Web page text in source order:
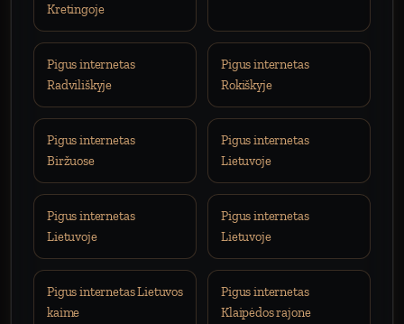
Kretingoje
Pigus internetas
Radviliškyje
Pigus internetas
Rokiškyje
Pigus internetas
Biržuose
Pigus internetas
Lietuvoje
Pigus internetas
Lietuvoje
Pigus internetas
Lietuvoje
Pigus internetas Lietuvos
kaime
Pigus internetas
Klaipėdos rajone